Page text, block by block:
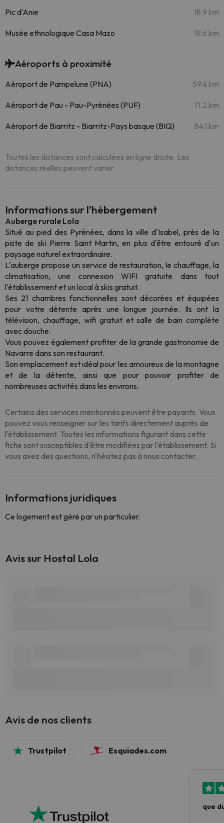
Pic d'Anie 18.9 km
Musée ethnologique Casa Mazo 19.6 km
Aéroports à proximité
Aéroport de Pampelune (PNA) 59.4 km
Aéroport de Pau - Pau-Pyrénées (PUF) 71.2 km
Aéroport de Biarritz - Biarritz-Pays basque (BIQ) 84.1 km
Toutes les distances sont calculées en ligne droite. Les
distances réelles peuvent varier.
Informations sur l'hébergement
Auberge rurale Lola
Situé au pied des Pyrénées, dans la ville d'Isabel, près de la
piste de ski Pierre Saint Martin, en plus d'être entouré d'un
paysage naturel extraordinaire.
L'auberge propose un service de restauration, le chauffage, la
climatisation, une connexion WIFI gratuite dans tout
l'établissement et un local à skis gratuit.
Ses 21 chambres fonctionnelles sont décorées et équipées
pour votre détente après une longue journée. Ils ont la
télévision, chauffage, wifi gratuit et salle de bain complète
avec douche.
Vous pouvez également profiter de la grande gastronomie de
Navarre dans son restaurant.
Son emplacement est idéal pour les amoureux de la montagne
et de la détente, ainsi que pour pouvoir profiter de
nombreuses activités dans les environs.
Certains des services mentionnés peuvent être payants. Vous
pouvez vous renseigner sur les tarifs directement auprès de
l'établissement. Toutes les informations figurant dans cette
fiche sont susceptibles d'être modifiées par l'établissement. Si
vous avez des questions, n'hésitez pas à nous contacter.
Informations juridiques
Ce logement est géré par un particulier.
Avis sur Hostal Lola
Avis de nos clients
Trustpilot Esquiades.com
que